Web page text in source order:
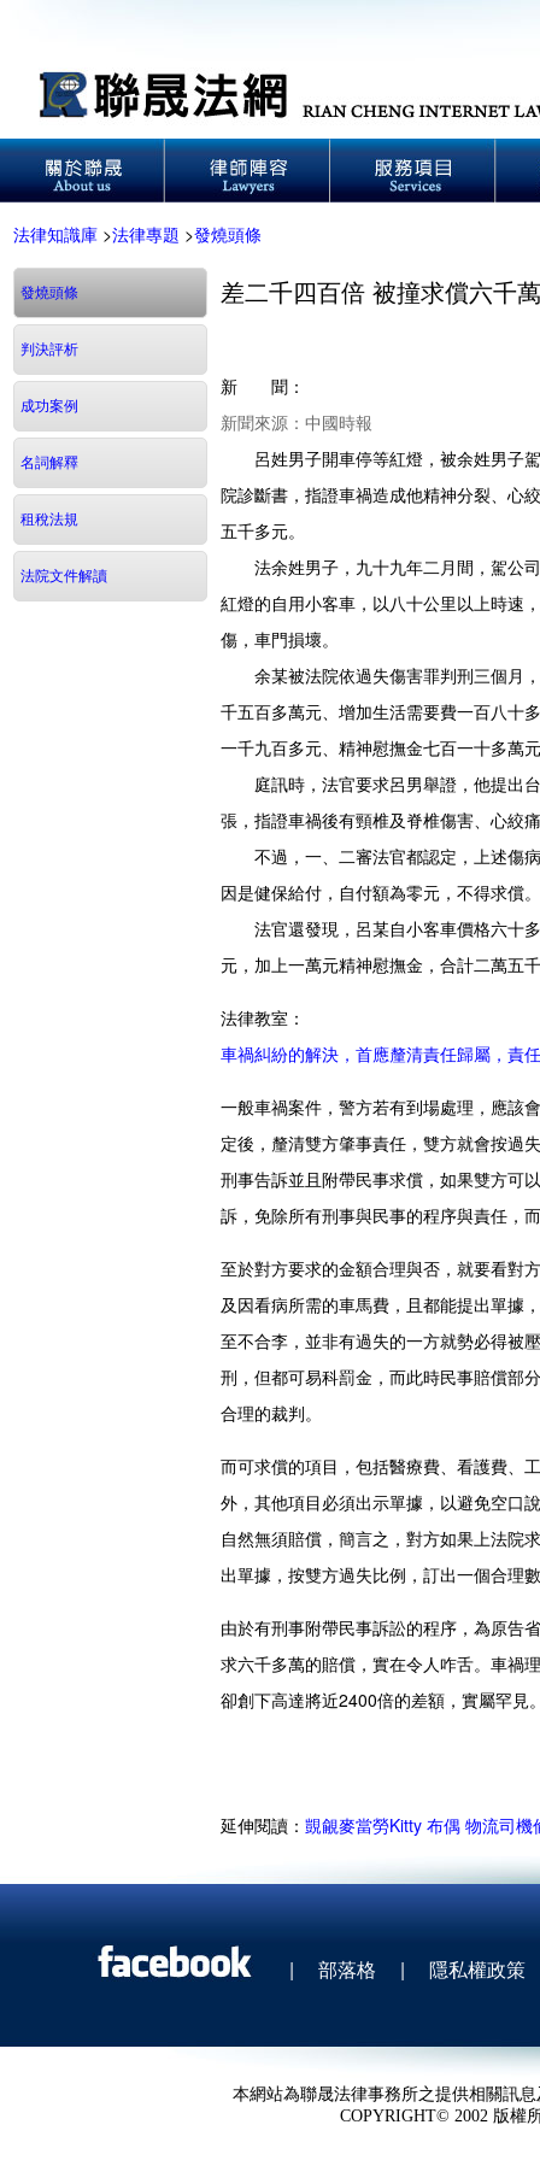
法律知識庫 >法律專題 >發燒頭條
發燒頭條
判決評析
成功案例
名詞解釋
租稅法規
法院文件解讀
差二千四百倍 被撞求償六千
新 聞：
新聞來源：中國時報
呂姓男子開車停等紅燈，被余姓男子駕
院診斷書，指證車禍造成他精神分裂、心
五千多元。
法余姓男子，九十九年二月間，駕公司
紅燈的自用小客車，以八十公里以上時速
傷，車門損壞。
余某被法院依過失傷害罪判刑三個月，
千五百多萬元、增加生活需要費一百八十
一千九百多元、精神慰撫金七百一十多萬
庭訊時，法官要求呂男舉證，他提出台
張，指證車禍後有頸椎及脊椎傷害、心絞
不過，一、二審法官都認定，上述傷病
因是健保給付，自付額為零元，不得求償。
法官還發現，呂某自小客車價格六十多
元，加上一萬元精神慰撫金，合計二萬五
法律教室：
車禍糾紛的解決，首應釐清責任歸屬，責
一般車禍案件，警方若有到場處理，應該
定後，釐清雙方肇事責任，雙方就會按過
刑事告訴並且附帶民事求償，如果雙方可
訴，免除所有刑事與民事的程序與責任，
至於對方要求的金額合理與否，就要看對
及因看病所需的車馬費，且都能提出單據
至不合李，並非有過失的一方就勢必得被
刑，但都可易科罰金，而此時民事賠償部
合理的裁判。
而可求償的項目，包括醫療費、看護費、
外，其他項目必須出示單據，以避免空口
自然無須賠償，簡言之，對方如果上法院
出單據，按雙方過失比例，訂出一個合理
由於有刑事附帶民事訴訟的程序，為原告
求六千多萬的賠償，實在令人咋舌。車禍
卻創下高達將近2400倍的差額，實屬罕見
延伸閱讀： 覬覦麥當勞Kitty 布偶 物流司
| 部落格 | 隱私權政策
本網站為聯晟法律事務所之提供相關訊
COPYRIGHT© 2002 版權